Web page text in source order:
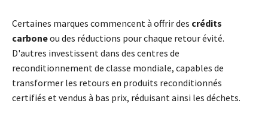
Certaines marques commencent à offrir des crédits
carboneou des réductions pour chaque retour évité.
D'autres investissent dans des centres de
reconditionnement de classe mondiale, capables de
transformer les retours en produits reconditionnés
certifiés et vendus à bas prix, réduisant ainsi les déchets.